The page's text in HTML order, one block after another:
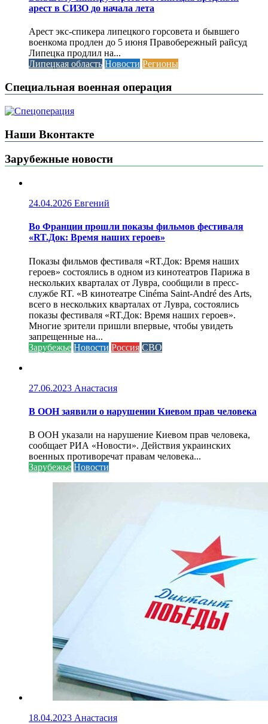
арест в СИЗО до начала лета
Арест экс-спикера липецкого горсовета и бывшего
военкома продлен до 5 июня Правобережный райсуд
Липецка продлил на...
Липецкая область Новости Регионы
Специальная военная операция
Наши Вконтакте
Зарубежные новости
24.04.2026 Евгений
Во Франции прошли показы фильмов фестиваля
«RT.Док: Время наших героев»
Показы фильмов фестиваля «RT.Док: Время наших
героев» состоялись в одном из кинотеатров Парижа в
нескольких кварталах от Лувра, сообщили в пресс-
службе RT. «В кинотеатре Cinéma Saint-André des Arts,
всего в нескольких кварталах от Лувра, состоялись
показы фестиваля «RT.Док: Время наших героев».
Многие зрители пришли впервые, чтобы увидеть
запрещенные на...
Зарубежье Новости Россия СВО
27.06.2023 Анастасия
В ООН заявили о нарушении Киевом прав человека
В ООН указали на нарушение Киевом прав человека,
сообщает РИА «Новости». Действия украинских
военных противоречат правам человека...
Зарубежье Новости
18.04.2023 Анастасия